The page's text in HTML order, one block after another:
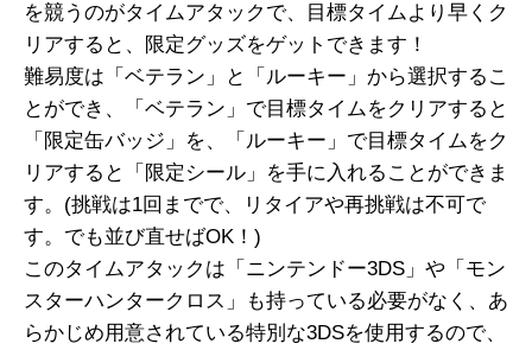
を競うのがタイムアタックで、目標タイムより早くク
リアすると、限定グッズをゲットできます！
難易度は「ベテラン」と「ルーキー」から選択するこ
とができ、「ベテラン」で目標タイムをクリアすると
「限定缶バッジ」を、「ルーキー」で目標タイムをク
リアすると「限定シール」を手に入れることができま
す。(挑戦は1回までで、リタイアや再挑戦は不可で
す。でも並び直せばOK！)
このタイムアタックは「ニンテンドー3DS」や「モン
スターハンタークロス」も持っている必要がなく、あ
らかじめ用意されている特別な3DSを使用するので、